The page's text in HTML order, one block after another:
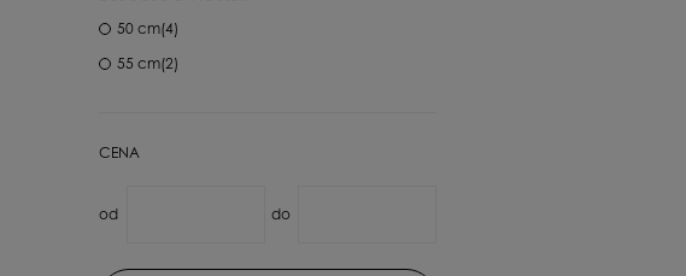
50 cm(4)
55 cm(2)
CENA
od do